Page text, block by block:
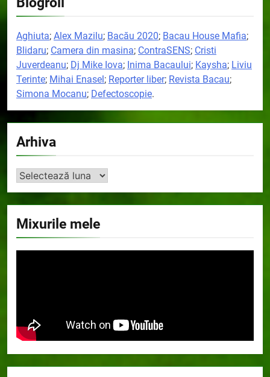
Aghiuta; Alex Mazilu; Bacău 2020; Bacau House Mafia;
Blidaru; Camera din masina; ContraSENS; Cristi
Juverdeanu; Dj Mike Iova; Inima Bacaului; Kaysha; Liviu
Terinte; Mihai Enasel; Reporter liber; Revista Bacau;
Simona Mocanu; Defectoscopie.
Arhiva
Arhiva
Mixurile mele